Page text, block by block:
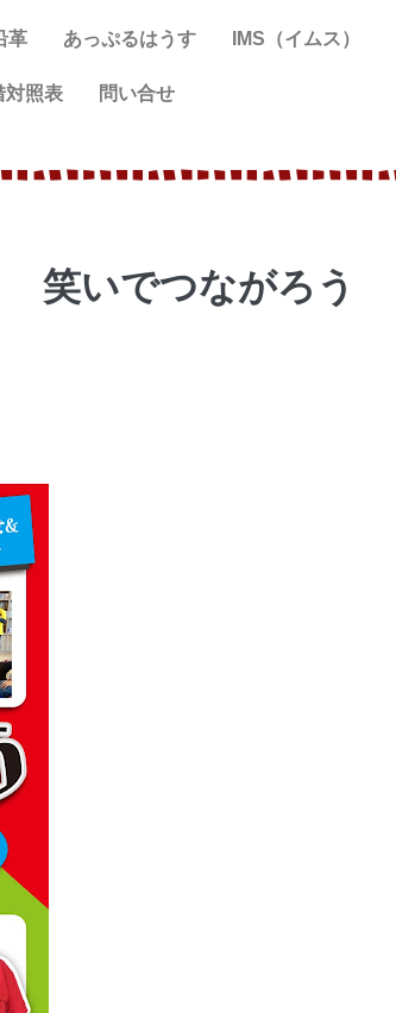
革 あっぷるはうす IMS（イムス）
対照表 問い合せ
笑いでつながろう